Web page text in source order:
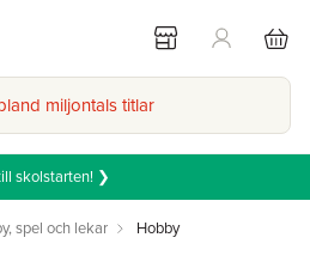
miljontals titlar
skolstarten! ❯
spel och lekar Hobby